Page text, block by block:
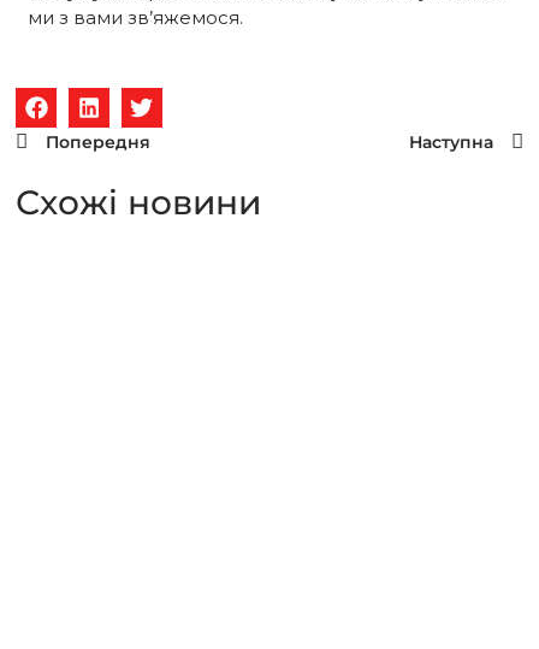
ми з вами зв’яжемося.
Попередня Наступна
Схожi новини